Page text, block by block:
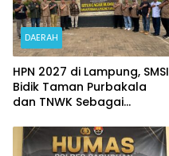
DAERAH
HPN 2027 di Lampung, SMSI
Bidik Taman Purbakala
dan TNWK Sebagai